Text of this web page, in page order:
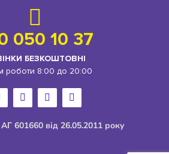
050 10 37
БЕЗКОШТОВНІ
роботи 8:00 до 20:00
601660 від 26.05.2011 року